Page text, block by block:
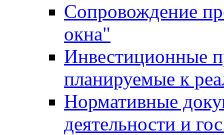
Сопровождение
окна"
Инвестиционные
планируемые к
Нормативные
деятельности и